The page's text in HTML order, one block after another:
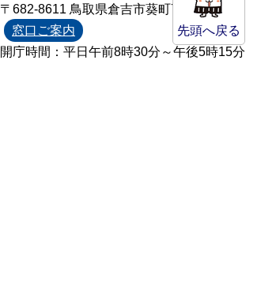
先頭へ戻る
〒682-8611 鳥取県倉吉市葵町722
窓口ご案内
開庁時間：平日午前8時30分～午後5時15分